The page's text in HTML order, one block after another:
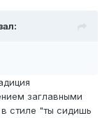
заглавными
стиле "ты сидишь